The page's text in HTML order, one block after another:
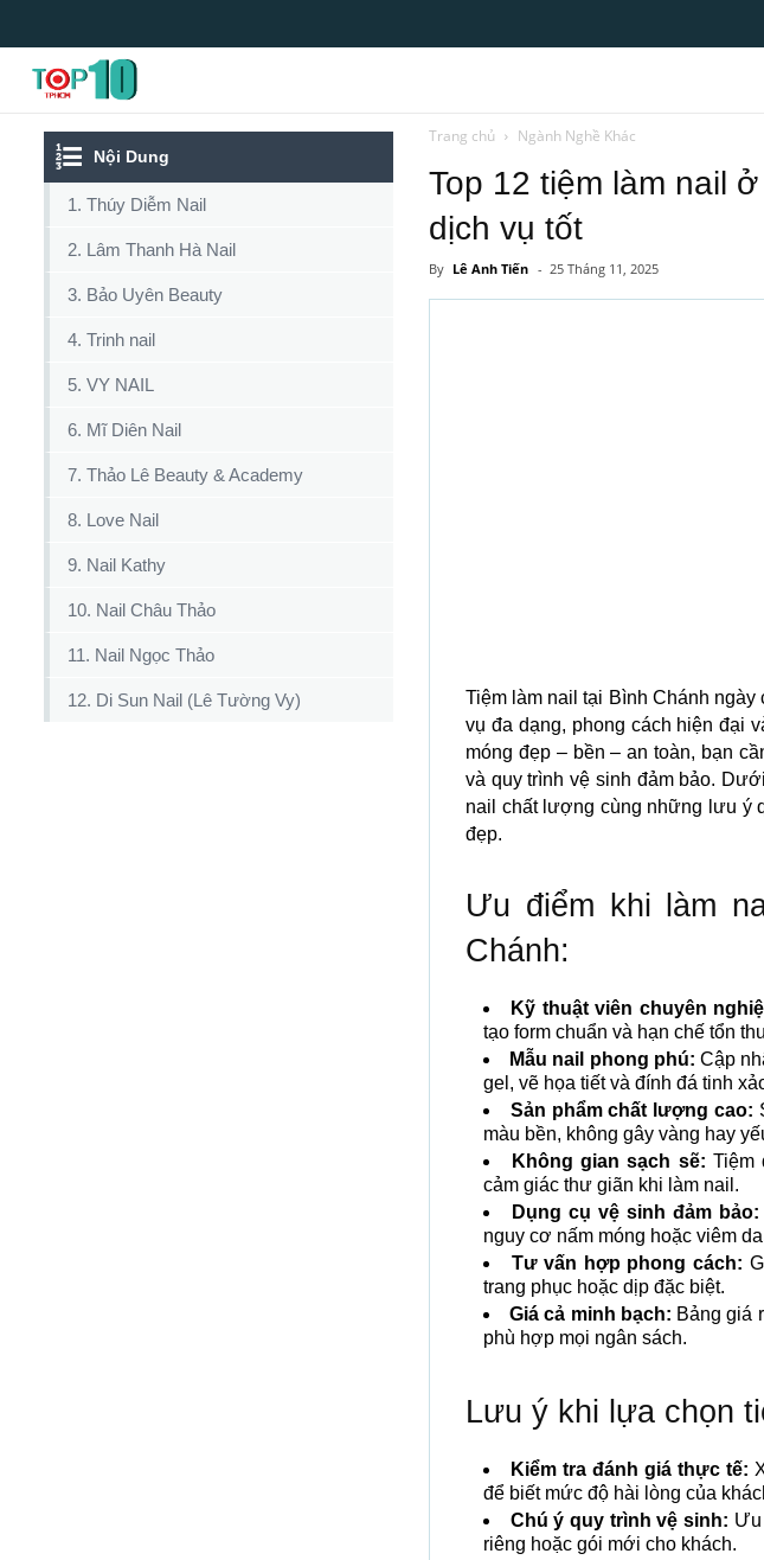
Top10tphcm
Nội Dung
1. Thúy Diễm Nail
2. Lâm Thanh Hà Nail
3. Bảo Uyên Beauty
4. Trinh nail
5. VY NAIL
6. Mĩ Diên Nail
7. Thảo Lê Beauty & Academy
8. Love Nail
9. Nail Kathy
10. Nail Châu Thảo
11. Nail Ngọc Thảo
12. Di Sun Nail (Lê Tường Vy)
Trang chủ Ngành Nghề Khác
Top 12 tiệm làm nail
dịch vụ tốt
By Lê Anh Tiến - 25 Tháng 11, 2025
Tiệm làm nail tại Bình Chánh
vụ đa dạng, phong cách hiện đại
móng đẹp – bền – an toàn, bạn
và quy trình vệ sinh đảm bảo.
nail chất lượng cùng những lưu ý
đẹp.
Ưu điểm khi làm
Chánh:
Kỹ thuật viên chuyên
tạo form chuẩn và hạn chế tổn
Mẫu nail phong phú: Cập
gel, vẽ họa tiết và đính đá tinh
Sản phẩm chất lượng cao:
màu bền, không gây vàng hay
Không gian sạch sẽ: Tiệm
cảm giác thư giãn khi làm nail.
Dụng cụ vệ sinh đảm bảo:
nguy cơ nấm móng hoặc viêm
Tư vấn hợp phong cách:
trang phục hoặc dịp đặc biệt.
Giá cả minh bạch: Bảng giá
phù hợp mọi ngân sách.
Lưu ý khi lựa chọn
Kiểm tra đánh giá thực tế:
để biết mức độ hài lòng của
Chú ý quy trình vệ sinh: Ưu
riêng hoặc gói mới cho khách.